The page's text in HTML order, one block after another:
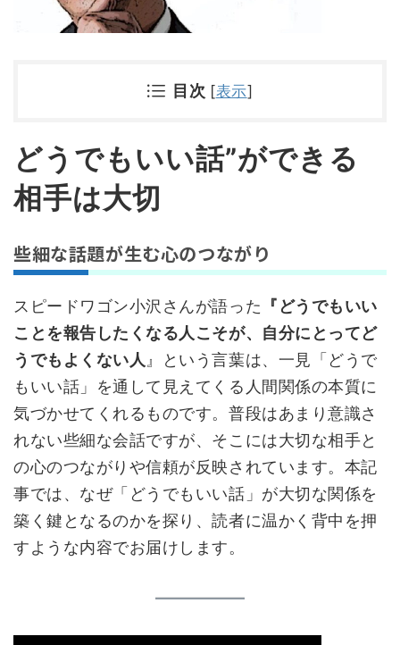
目次 [表示]
どうでもいい話”ができる
相手は大切
些細な話題が生む心のつながり
スピードワゴン小沢さんが語った
『どうでもいい
ことを報告したくなる人こそが、自分にとってど
うでもよくない人』という言葉は、一見「どうで
もいい話」を通して見えてくる人間関係の本質に
気づかせてくれるものです。普段はあまり意識さ
れない些細な会話ですが、そこには大切な相手と
の心のつながりや信頼が反映されています。本記
事では、なぜ「どうでもいい話」が大切な関係を
築く鍵となるのかを探り、読者に温かく背中を押
すような内容でお届けします。